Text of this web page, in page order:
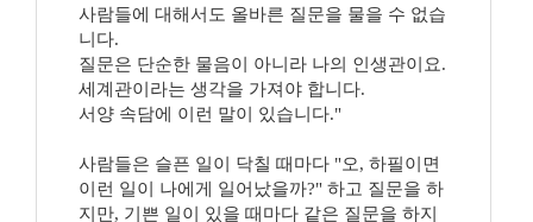
사람들에 대해서도 올바른 질문을 물을 수 없습
니다.
질문은 단순한 물음이 아니라 나의 인생관이요.
세계관이라는 생각을 가져야 합니다.
서양 속담에 이런 말이 있습니다."
사람들은 슬픈 일이 닥칠 때마다 "오, 하필이면
이런 일이 나에게 일어났을까?" 하고 질문을 하
지만, 기쁜 일이 있을 때마다 같은 질문을 하지